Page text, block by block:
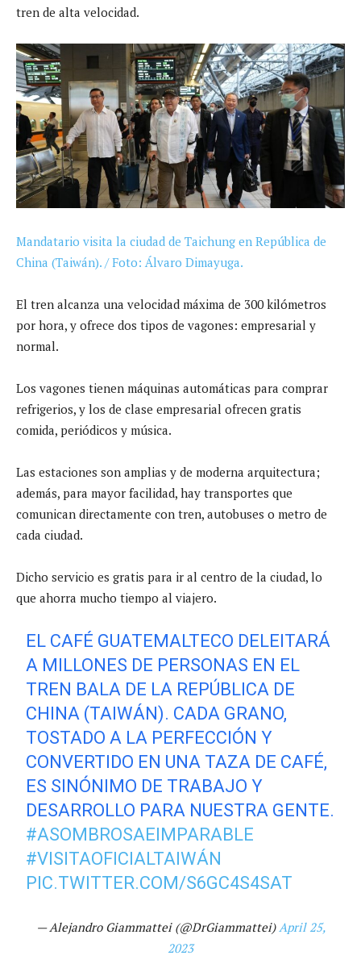
tren de alta velocidad.
Mandatario visita la ciudad de Taichung en República de
China (Taiwán). / Foto: Álvaro Dimayuga.
El tren alcanza una velocidad máxima de 300 kilómetros
por hora, y ofrece dos tipos de vagones: empresarial y
normal.
Los vagones tienen máquinas automáticas para comprar
refrigerios, y los de clase empresarial ofrecen gratis
comida, periódicos y música.
Las estaciones son amplias y de moderna arquitectura;
además, para mayor facilidad, hay transportes que
comunican directamente con tren, autobuses o metro de
cada ciudad.
Dicho servicio es gratis para ir al centro de la ciudad, lo
que ahorra mucho tiempo al viajero.
EL CAFÉ GUATEMALTECO DELEITARÁ
A MILLONES DE PERSONAS EN EL
TREN BALA DE LA REPÚBLICA DE
CHINA (TAIWÁN). CADA GRANO,
TOSTADO A LA PERFECCIÓN Y
CONVERTIDO EN UNA TAZA DE CAFÉ,
ES SINÓNIMO DE TRABAJO Y
DESARROLLO PARA NUESTRA GENTE.
#ASOMBROSAEIMPARABLE
#VISITAOFICIALTAIWÁN
PIC.TWITTER.COM/S6GC4S4SAT
— Alejandro Giammattei (@DrGiammattei) April 25,
2023